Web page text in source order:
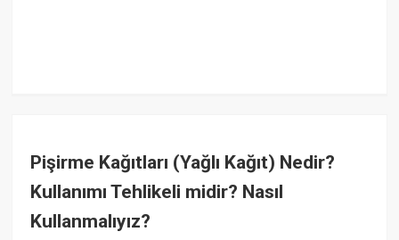
Pişirme Kağıtları (Yağlı Kağıt) Nedir?
Kullanımı Tehlikeli midir? Nasıl
Kullanmalıyız?